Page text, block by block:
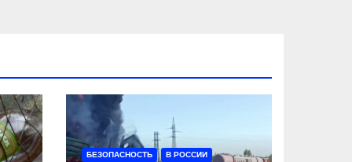
БЕЗОПАСНОСТЬ В РОССИИ